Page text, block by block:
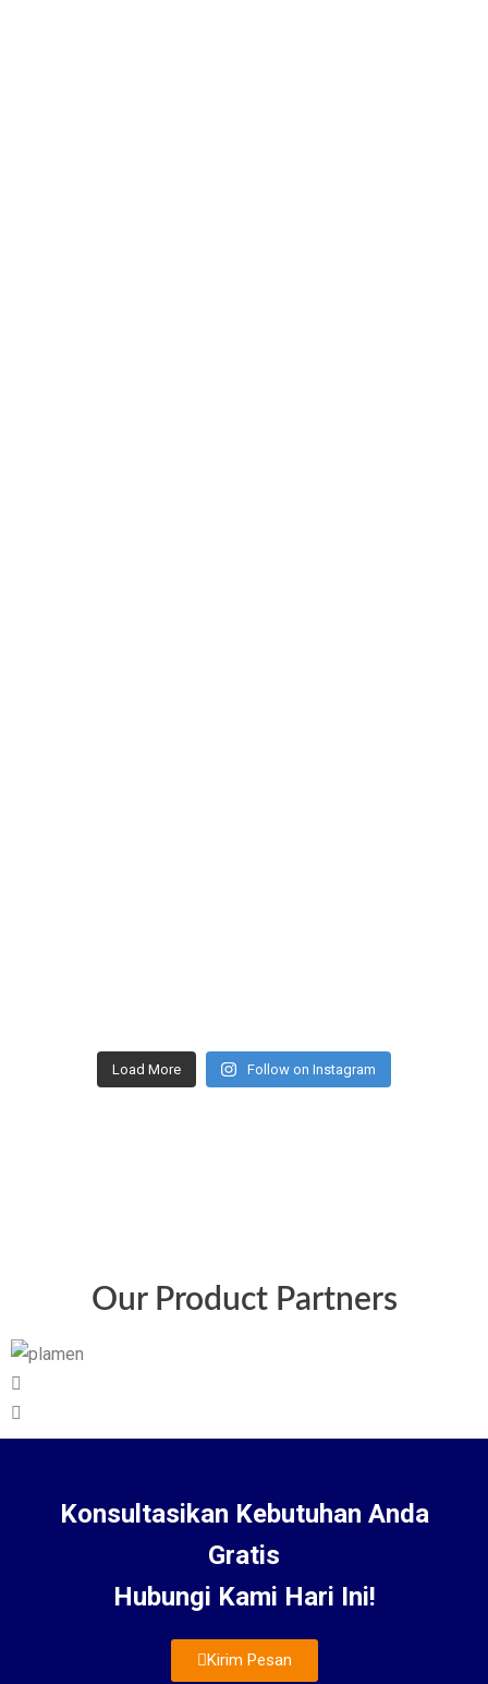
Load More Follow on Instagram
Our Product Partners
Konsultasikan Kebutuhan Anda
Gratis
Hubungi Kami Hari Ini!
Kirim Pesan